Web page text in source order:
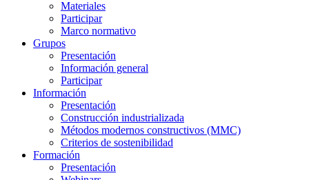
Materiales
Participar
Marco normativo
Grupos
Presentación
Información general
Participar
Información
Presentación
Construcción industrializada
Métodos modernos constructivos (MMC)
Criterios de sostenibilidad
Formación
Presentación